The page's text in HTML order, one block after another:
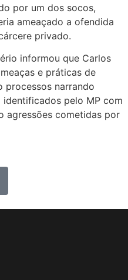
por um dos socos,
ameaçado a ofendida
privado.
informou que Carlos
e práticas de
processos narrando
pelo MP com
agressões cometidas por